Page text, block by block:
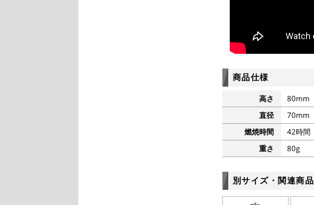
商品仕様
高さ
80mm
直径
70mm
燃焼時間
42時間
重さ
80g
別サイズ・関連商品